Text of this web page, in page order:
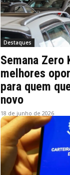
Destaques
Semana Zero
melhores
para quem
novo
18 de junho de 2026